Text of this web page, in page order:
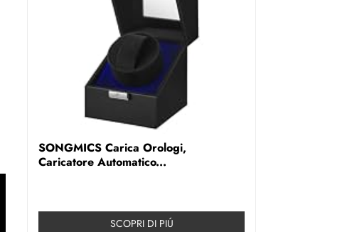
SONGMICS Carica Orologi,
Caricatore Automatico...
SCOPRI DI PIÚ